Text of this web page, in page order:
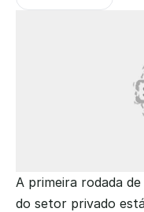
A primeira rodada
do setor privado